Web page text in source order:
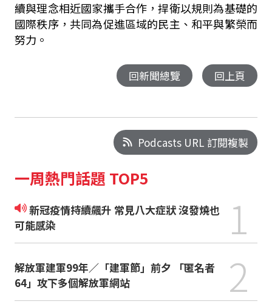
續與理念相近國家攜手合作，捍衛以規則為基礎的
國際秩序，共同為促進區域的民主、和平與繁榮而
努力。
回新聞總覽 回上頁
Podcasts URL 訂閱複製
一周熱門話題 TOP5
新冠疫情持續飆升 常見八大症狀 沒發燒也
可能感染
1
解放軍建軍99年／「建軍節」前夕 「匿名者
64」攻下多個解放軍網站
2